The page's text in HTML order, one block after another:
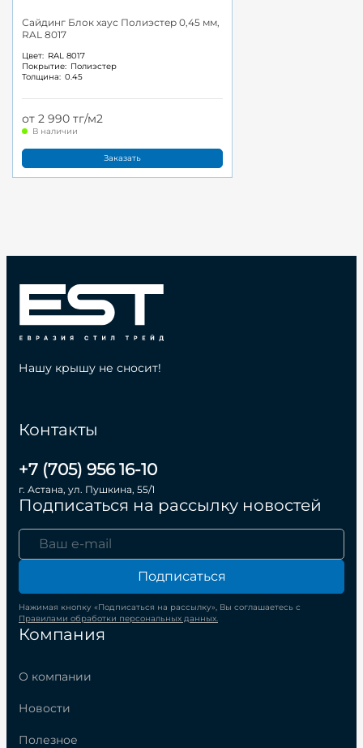
Сайдинг Блок хаус Полиэстер 0,45 мм,
RAL 8017
Цвет: RAL 8017
Покрытие: Полиэстер
Толщина: 0.45
от 2 990 тг/м2
В наличии
Заказать
Компания
О компании
Новости
Полезное
Контакты
+7 (705) 956 16-10
г. Астана, ул. Пушкина, 55/1
Подписаться на рассылку новостей
Подписаться
Нажимая кнопку «Подписаться на рассылку», Вы соглашаетесь с
Правилами обработки персональных данных.
Нашу крышу не сносит!